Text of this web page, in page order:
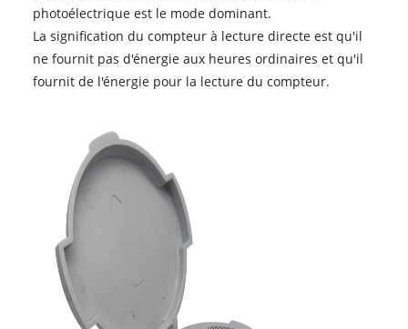
photoélectrique est le mode dominant.
La signification du compteur à lecture directe est qu'il
ne fournit pas d'énergie aux heures ordinaires et qu'il
fournit de l'énergie pour la lecture du compteur.